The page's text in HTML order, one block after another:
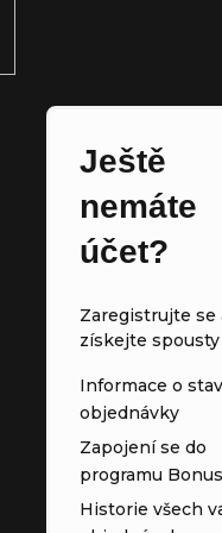
Ještě
nemáte
účet?
Zaregistrujte se
získejte spousty
Informace o
objednávky
Zapojení se do
programu
Historie všech